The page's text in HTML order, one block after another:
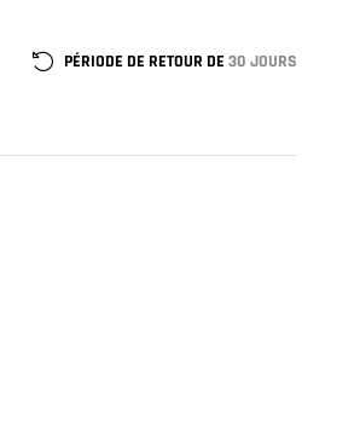
PÉRIODE DE RETOUR DE 30 JOURS